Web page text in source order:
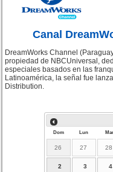
Canal
DreamWorks Channel
propiedad de NBCUniversal,
especiales basados en las
Latinoamérica, la señal fue
Distribution.
Dom Lun Mar
26 27 28
2 3 4